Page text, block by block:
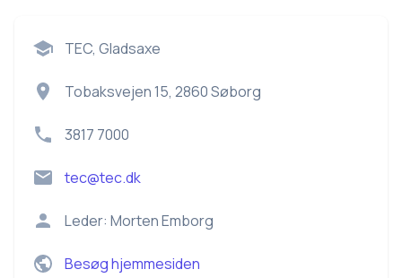
TEC, Gladsaxe
Tobaksvejen 15, 2860 Søborg
3817 7000
tec@tec.dk
Leder: Morten Emborg
Besøg hjemmesiden